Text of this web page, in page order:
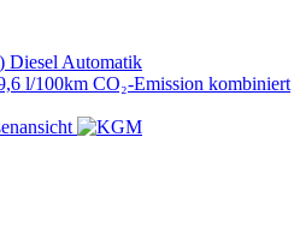
Diesel Automatik
l/100km CO₂-Emission kombiniert